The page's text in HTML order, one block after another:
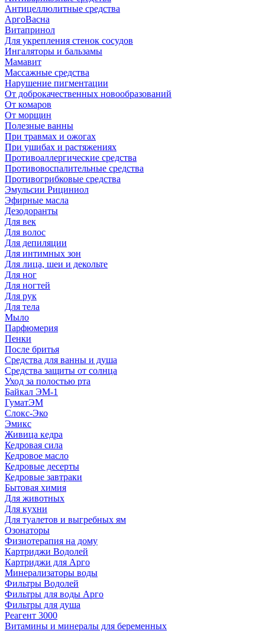
Антицеллюлитные средства
АргоВасна
Витапринол
Для укрепления стенок сосудов
Ингаляторы и бальзамы
Мамавит
Массажные средства
Нарушение пигментации
От доброкачественных новообразований
От комаров
От морщин
Полезные ванны
При травмах и ожогах
При ушибах и растяжениях
Противоаллергические средства
Противовоспалительные средства
Противогрибковые средства
Эмульсии Рициниол
Эфирные масла
Дезодоранты
Для век
Для волос
Для депиляции
Для интимных зон
Для лица, шеи и декольте
Для ног
Для ногтей
Для рук
Для тела
Мыло
Парфюмерия
Пенки
После бритья
Средства для ванны и душа
Средства защиты от солнца
Уход за полостью рта
Байкал ЭМ-1
ГуматЭМ
Слокс-Эко
Эмикс
Живица кедра
Кедровая сила
Кедровое масло
Кедровые десерты
Кедровые завтраки
Бытовая химия
Для животных
Для кухни
Для туалетов и выгребных ям
Озонаторы
Физиотерапия на дому
Картриджи Водолей
Картриджи для Арго
Минерализаторы воды
Фильтры Водолей
Фильтры для воды Арго
Фильтры для душа
Реагент 3000
Витамины и минералы для беременных